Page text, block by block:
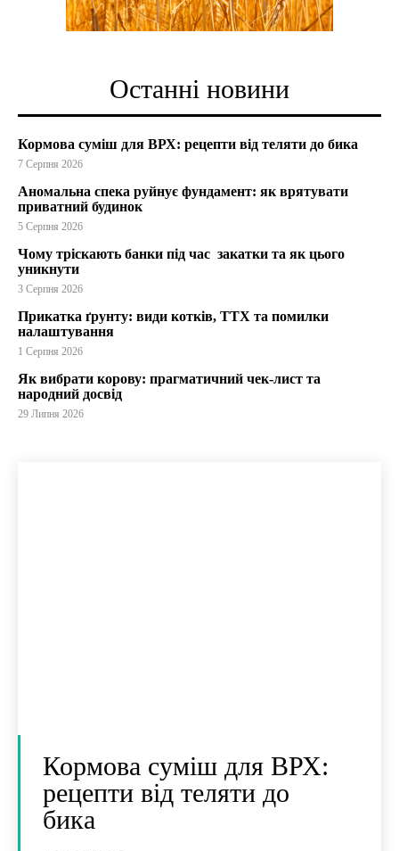
Останні новини
Кормова суміш для ВРХ: рецепти від теляти до бика
7 Серпня 2026
Аномальна спека руйнує фундамент: як врятувати
приватний будинок
5 Серпня 2026
Чому тріскають банки під час закатки та як цього
уникнути
3 Серпня 2026
Прикатка ґрунту: види котків, ТТХ та помилки
налаштування
1 Серпня 2026
Як вибрати корову: прагматичний чек-лист та
народний досвід
29 Липня 2026
Кормова суміш для ВРХ:
рецепти від теляти до
бика